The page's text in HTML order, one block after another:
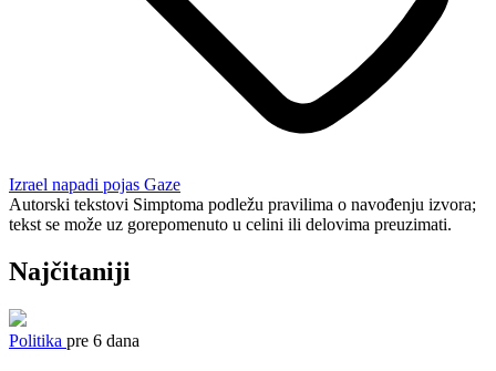
Izrael napadi pojas Gaze
Autorski tekstovi Simptoma podležu pravilima o navođenju izvora;
tekst se može uz gorepomenuto u celini ili delovima preuzimati.
Najčitaniji
Politika pre 6 dana